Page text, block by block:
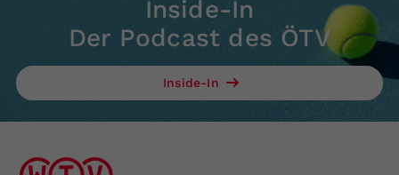
Inside-In
Der Podcast des ÖTV
Inside-In